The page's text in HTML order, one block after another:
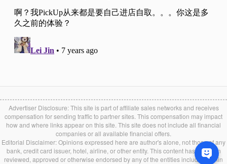
Advertiser Disclosure: This site is part of affiliate sales networks and receives
compensation for sending traffic to partner sites. This compensation may impact
how and where links appear on this site. This site does not include all financial
companies or all available financial offers.
Editorial Disclaimer: Opinions expressed here are author's alone, not those of any
bank, credit card issuer, hotel, airline, or other entity. This content has not been
reviewed, approved or otherwise endorsed by any of the entities included within